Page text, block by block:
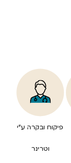
פיקוח ובקרה ע”י
וטרינר